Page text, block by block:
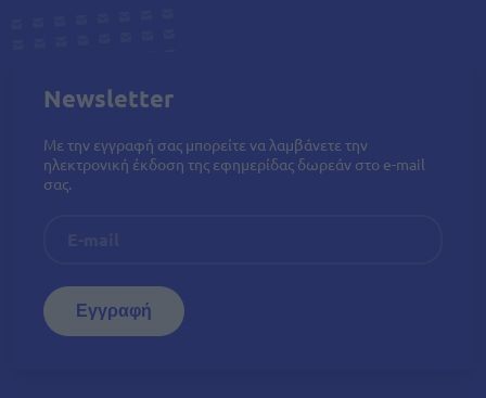
Newsletter
Με την εγγραφή σας μπορείτε να λαμβάνετε την
ηλεκτρονική έκδοση της εφημερίδας δωρεάν στο e-mail
σας.